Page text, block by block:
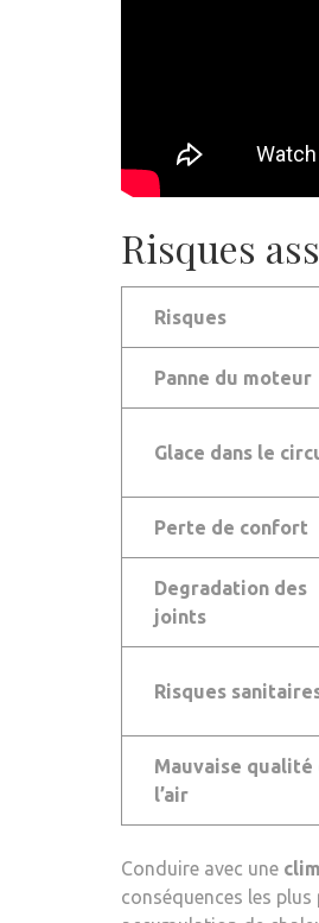
Risques
Risques
Panne du moteur
Glace dans le
Perte de confort
Degradation des
joints
Risques
Mauvaise qualité
l’air
Conduire avec une
conséquences les